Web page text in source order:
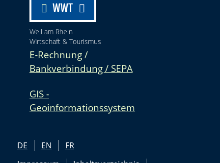
WWT
Weil am Rhein
Wirtschaft & Tourismus
E-Rechnung /
Bankverbindung / SEPA
GIS -
Geoinformationssystem
DE EN
FR